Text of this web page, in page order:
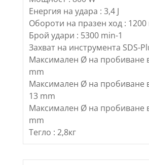
Енергия на удара : 3,4 J
Обороти на празен ход : 1200
Брой удари : 5300 min-1
Захват на инструмента SDS-
Максимален Ø на пробиване
mm
Максимален Ø на пробиване
13 mm
Максимален Ø на пробиване
mm
Тегло : 2,8кг